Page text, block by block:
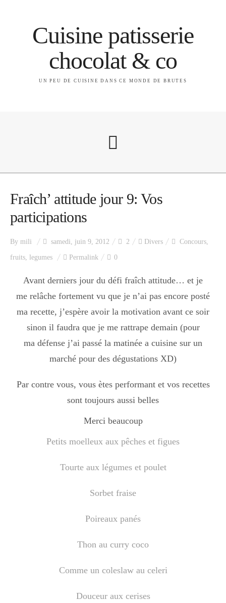
Cuisine patisserie
chocolat & co
UN PEU DE CUISINE DANS CE MONDE DE BRUTES
A propos
Catégories
Apéro
Entrée
plats
Dessert
Boisson chaudes
Mes amis en cuisine
Fraîch’ attitude jour 9: Vos
participations
By mili samedi, juin 9, 2012 2 Divers Concours,
fruits, legumes Permalink 0
Avant derniers jour du défi fraîch attitude… et je
me relâche fortement vu que je n’ai pas encore posté
ma recette, j’espère avoir la motivation avant ce soir
sinon il faudra que je me rattrape demain (pour
ma défense j’ai passé la matinée a cuisine sur un
marché pour des dégustations XD)
Par contre vous, vous ètes performant et vos recettes
sont toujours aussi belles
Merci beaucoup
Petits moelleux aux pêches et figues
Tourte aux légumes et poulet
Sorbet fraise
Poireaux panés
Thon au curry coco
Comme un coleslaw au celeri
Douceur aux cerises